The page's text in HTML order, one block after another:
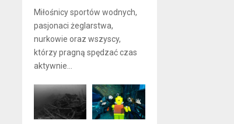
Miłośnicy sportów wodnych,
pasjonaci żeglarstwa,
nurkowie oraz wszyscy,
którzy pragną spędzać czas
aktywnie...